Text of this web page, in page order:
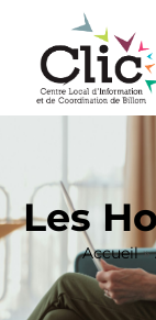
Les
Accueil»